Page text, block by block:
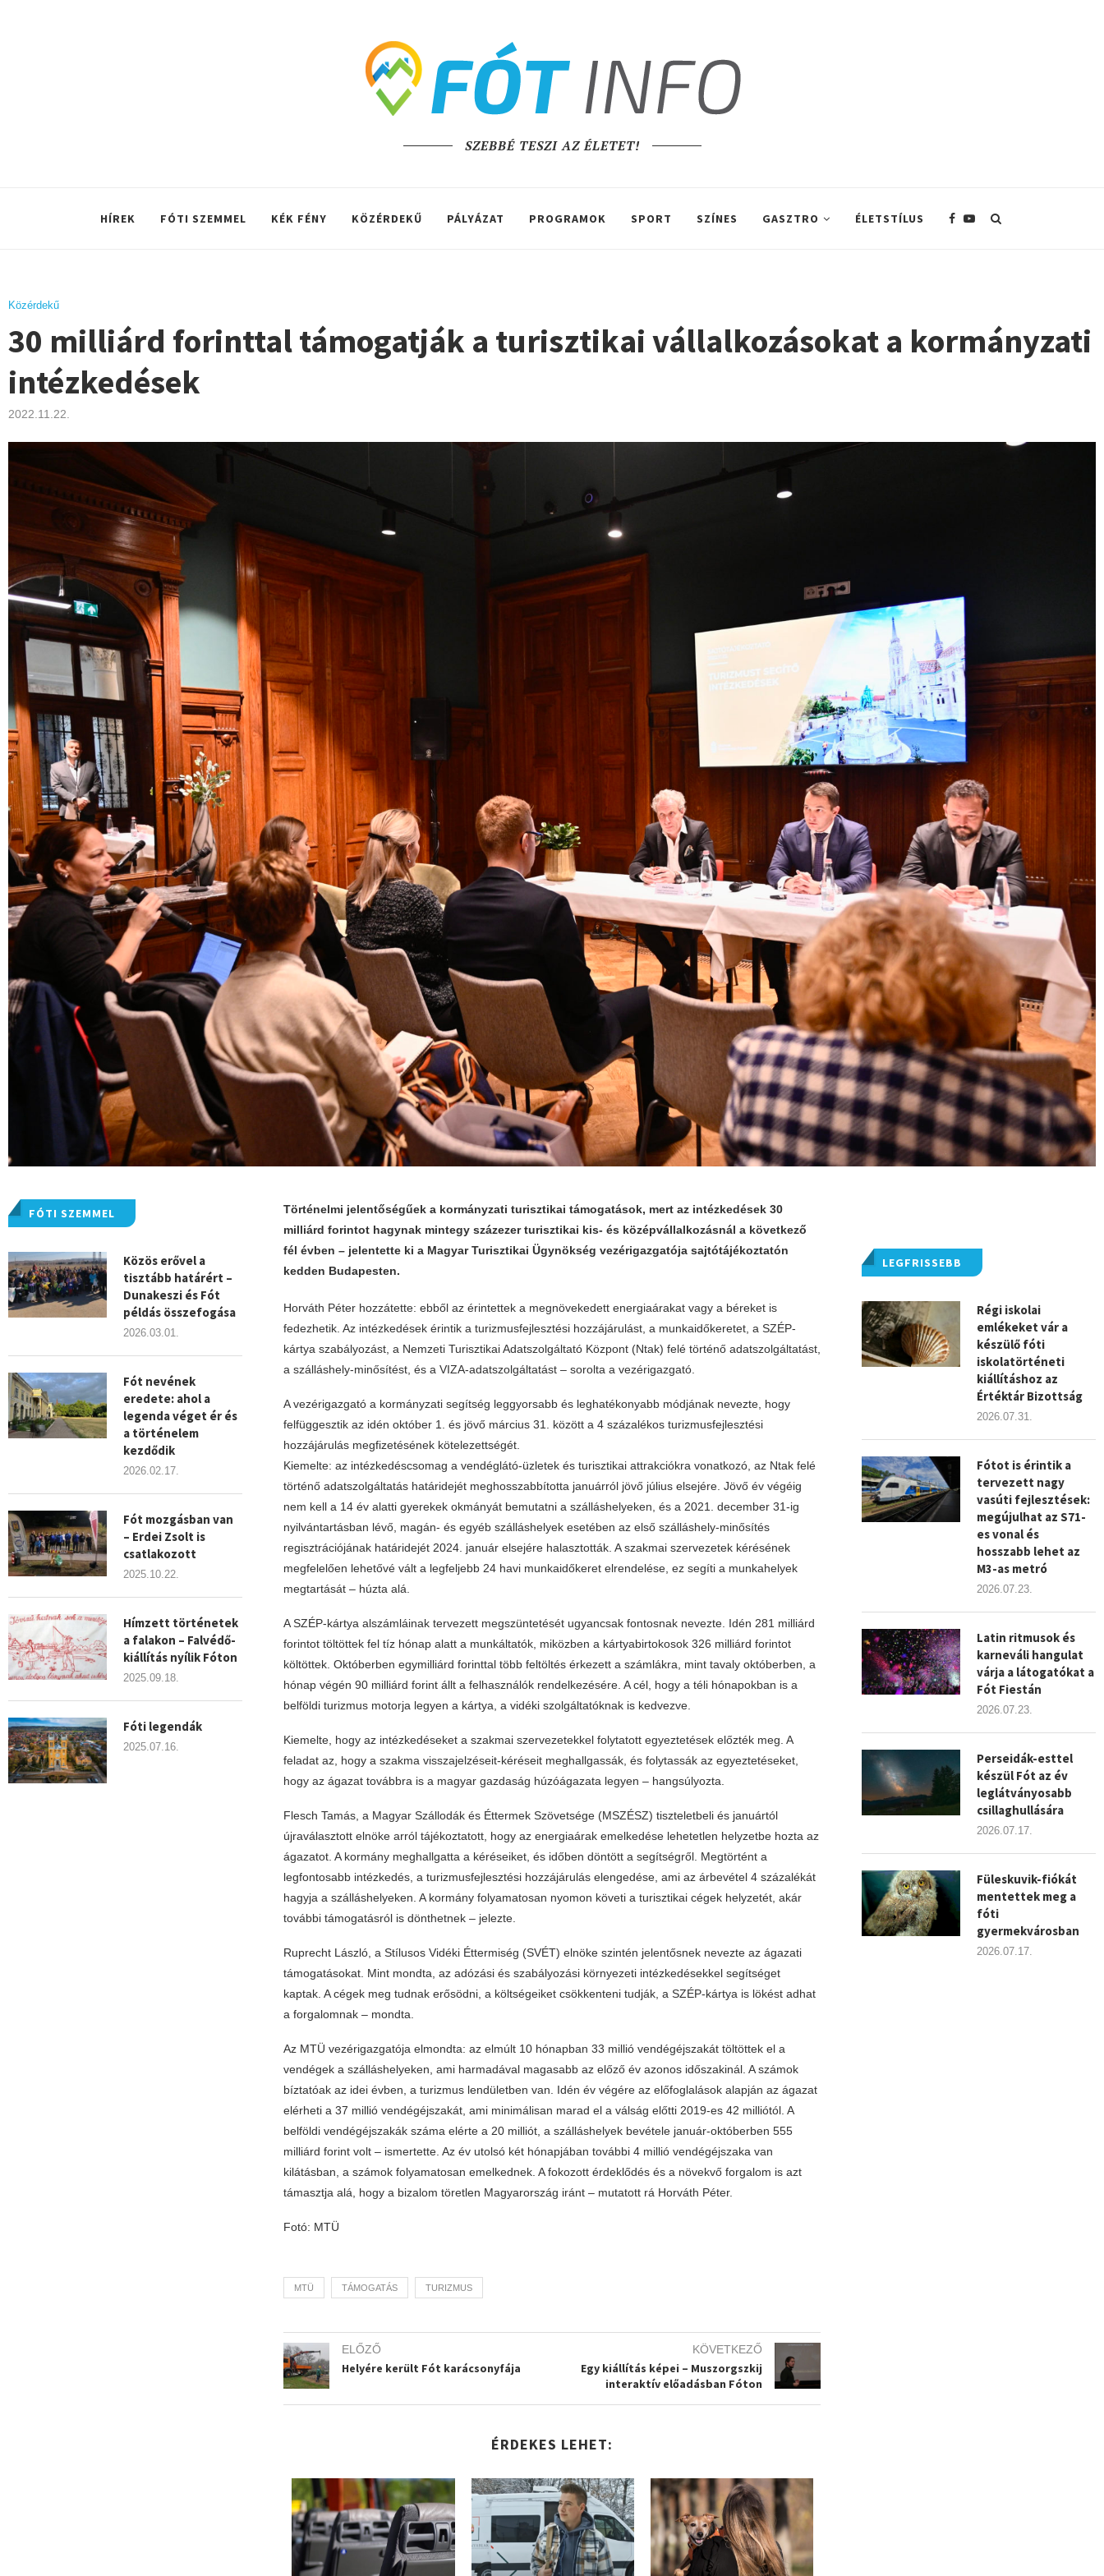
SZEBBÉ TESZI AZ ÉLETET!
HÍREK FÓTI SZEMMEL KÉK FÉNY KÖZÉRDEKŰ PÁLYÁZAT PROGRAMOK SPORT SZÍNES GASZTRO ÉLETSTÍLUS
Közérdekű
30 milliárd forinttal támogatják a turisztikai vállalkozásokat a kormányzati
intézkedések
2022.11.22.
Történelmi jelentőségűek a kormányzati turisztikai támogatások, mert az intézkedések 30
milliárd forintot hagynak mintegy százezer turisztikai kis- és középvállalkozásnál a következő
fél évben – jelentette ki a Magyar Turisztikai Ügynökség vezérigazgatója sajtótájékoztatón
kedden Budapesten.
Horváth Péter hozzátette: ebből az érintettek a megnövekedett energiaárakat vagy a béreket is
fedezhetik. Az intézkedések érintik a turizmusfejlesztési hozzájárulást, a munkaidőkeretet, a SZÉP-
kártya szabályozást, a Nemzeti Turisztikai Adatszolgáltató Központ (Ntak) felé történő adatszolgáltatást,
a szálláshely-minősítést, és a VIZA-adatszolgáltatást – sorolta a vezérigazgató.
A vezérigazgató a kormányzati segítség leggyorsabb és leghatékonyabb módjának nevezte, hogy
felfüggesztik az idén október 1. és jövő március 31. között a 4 százalékos turizmusfejlesztési
hozzájárulás megfizetésének kötelezettségét.
Kiemelte: az intézkedéscsomag a vendéglátó-üzletek és turisztikai attrakciókra vonatkozó, az Ntak felé
történő adatszolgáltatás határidejét meghosszabbította januárról jövő július elsejére. Jövő év végéig
nem kell a 14 év alatti gyerekek okmányát bemutatni a szálláshelyeken, és a 2021. december 31-ig
nyilvántartásban lévő, magán- és egyéb szálláshelyek esetében az első szálláshely-minősítés
regisztrációjának határidejét 2024. január elsejére halasztották. A szakmai szervezetek kérésének
megfelelően lehetővé vált a legfeljebb 24 havi munkaidőkeret elrendelése, ez segíti a munkahelyek
megtartását – húzta alá.
A SZÉP-kártya alszámláinak tervezett megszüntetését ugyancsak fontosnak nevezte. Idén 281 milliárd
forintot töltöttek fel tíz hónap alatt a munkáltatók, miközben a kártyabirtokosok 326 milliárd forintot
költöttek. Októberben egymilliárd forinttal több feltöltés érkezett a számlákra, mint tavaly októberben, a
hónap végén 90 milliárd forint állt a felhasználók rendelkezésére. A cél, hogy a téli hónapokban is a
belföldi turizmus motorja legyen a kártya, a vidéki szolgáltatóknak is kedvezve.
Kiemelte, hogy az intézkedéseket a szakmai szervezetekkel folytatott egyeztetések előzték meg. A
feladat az, hogy a szakma visszajelzéseit-kéréseit meghallgassák, és folytassák az egyeztetéseket,
hogy az ágazat továbbra is a magyar gazdaság húzóágazata legyen – hangsúlyozta.
Flesch Tamás, a Magyar Szállodák és Éttermek Szövetsége (MSZÉSZ) tiszteletbeli és januártól
újraválasztott elnöke arról tájékoztatott, hogy az energiaárak emelkedése lehetetlen helyzetbe hozta az
ágazatot. A kormány meghallgatta a kéréseiket, és időben döntött a segítségről. Megtörtént a
legfontosabb intézkedés, a turizmusfejlesztési hozzájárulás elengedése, ami az árbevétel 4 százalékát
hagyja a szálláshelyeken. A kormány folyamatosan nyomon követi a turisztikai cégek helyzetét, akár
további támogatásról is dönthetnek – jelezte.
Ruprecht László, a Stílusos Vidéki Éttermiség (SVÉT) elnöke szintén jelentősnek nevezte az ágazati
támogatásokat. Mint mondta, az adózási és szabályozási környezeti intézkedésekkel segítséget
kaptak. A cégek meg tudnak erősödni, a költségeiket csökkenteni tudják, a SZÉP-kártya is lökést adhat
a forgalomnak – mondta.
Az MTÜ vezérigazgatója elmondta: az elmúlt 10 hónapban 33 millió vendégéjszakát töltöttek el a
vendégek a szálláshelyeken, ami harmadával magasabb az előző év azonos időszakinál. A számok
bíztatóak az idei évben, a turizmus lendületben van. Idén év végére az előfoglalások alapján az ágazat
elérheti a 37 millió vendégéjszakát, ami minimálisan marad el a válság előtti 2019-es 42 milliótól. A
belföldi vendégéjszakák száma elérte a 20 milliót, a szálláshelyek bevétele január-októberben 555
milliárd forint volt – ismertette. Az év utolsó két hónapjában további 4 millió vendégéjszaka van
kilátásban, a számok folyamatosan emelkednek. A fokozott érdeklődés és a növekvő forgalom is azt
támasztja alá, hogy a bizalom töretlen Magyarország iránt – mutatott rá Horváth Péter.
Fotó: MTÜ
MTÜ TÁMOGATÁS TURIZMUS
ELŐZŐ
Helyére került Fót karácsonyfája
KÖVETKEZŐ
Egy kiállítás képei – Muszorgszkij
interaktív előadásban Fóton
ÉRDEKES LEHET:
LEGFRISSEBB
Régi iskolai
emlékeket vár a
készülő fóti
iskolatörténeti
kiállításhoz az
Értéktár Bizottság
2026.07.31.
Fótot is érintik a
tervezett nagy
vasúti fejlesztések:
megújulhat az S71-
es vonal és
hosszabb lehet az
M3-as metró
2026.07.23.
Latin ritmusok és
karneváli hangulat
várja a látogatókat a
Fót Fiestán
2026.07.23.
Perseidák-esttel
készül Fót az év
leglátványosabb
csillaghullására
2026.07.17.
Füleskuvik-fiókát
mentettek meg a
fóti
gyermekvárosban
2026.07.17.
FÓTI SZEMMEL
Közös erővel a
tisztább határért –
Dunakeszi és Fót
példás összefogása
2026.03.01.
Fót nevének
eredete: ahol a
legenda véget ér és
a történelem
kezdődik
2026.02.17.
Fót mozgásban van
– Erdei Zsolt is
csatlakozott
2025.10.22.
Hímzett történetek
a falakon – Falvédő-
kiállítás nyílik Fóton
2025.09.18.
Fóti legendák
2025.07.16.